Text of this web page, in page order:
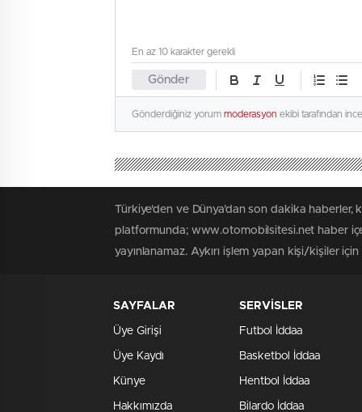
Gönder
En az 10 karakter gerekli
Gönderdiğiniz yorum moderasyon ekibi tarafından
Türkiye'den ve Dünya’dan son dakika
platformunda; www.otomobilsitesi.net haber
yayınlanamaz. Aykırı işlem yapan kişi/kişiler
SAYFALAR
Üye Girişi
Üye Kaydı
Künye
Hakkımızda
SERVİSLER
Futbol İddaa
Basketbol İddaa
Hentbol İddaa
Bilardo İddaa